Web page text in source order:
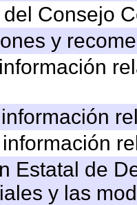
del Consejo
y
Estatal de
y las